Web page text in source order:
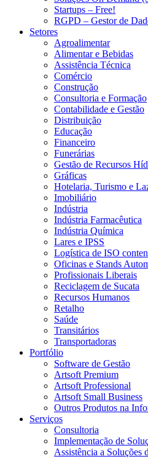
Startups – Free!
RGPD – Gestor de
Setores
Agroalimentar
Alimentar e Bebidas
Assistência Técnica
Comércio
Construção
Consultoria e Formação
Contabilidade e Gestão
Distribuição
Educação
Financeiro
Funerárias
Gestão de Recursos
Gráficas
Hotelaria, Turismo e
Imobiliário
Indústria
Indústria Farmacêutica
Indústria Química
Lares e IPSS
Logística de ISO
Oficinas e Stands
Profissionais Liberais
Reciclagem de Sucata
Recursos Humanos
Retalho
Saúde
Transitários
Transportadoras
Portfólio
Software de Gestão
Artsoft Premium
Artsoft Professional
Artsoft Small Business
Outros Produtos na
Serviços
Consultoria
Implementação de
Assistência a Soluções